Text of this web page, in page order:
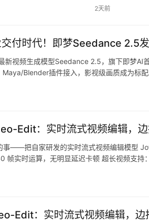
2天前
付时代！即梦Seedance 2.5
新视频生成模型Seedance 2.5，旗下即梦
Blender插件接入，影视级画质成为标
Edit：实时流式视频编辑，
事——把自家研发的实时流式视频编辑模型
帧实时运算，无明显延迟卡顿 超长视频支
Edit：实时流式视频编辑，边